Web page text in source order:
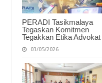
PERADI Tasikmalaya
Tegaskan Komitmen
Tegakkan Etika Advokat
03/05/2026